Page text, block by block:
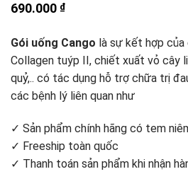
690.000 ₫
Gói uống Cango là sự kết hợp
Collagen tuýp II, chiết xuất vỏ cây
quỷ,.. có tác dụng hỗ trợ chữa trị
các bệnh lý liên quan như
✓ Sản phẩm chính hãng có tem
✓ Freeship toàn quốc
✓ Thanh toán sản phẩm khi nhận